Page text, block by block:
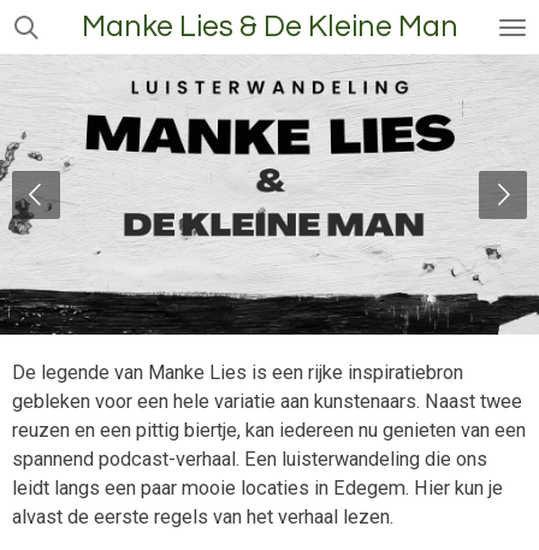
Ga
direct
hoofdinhoud
Manke Lies & De Kleine Man
De legende van Manke Lies is een rijke inspiratiebron
gebleken voor een hele variatie aan kunstenaars. Naast twee
reuzen en een pittig biertje, kan iedereen nu genieten van een
spannend podcast-verhaal. Een luisterwandeling die ons
leidt langs een paar mooie locaties in Edegem. Hier kun je
alvast de eerste regels van het verhaal lezen.